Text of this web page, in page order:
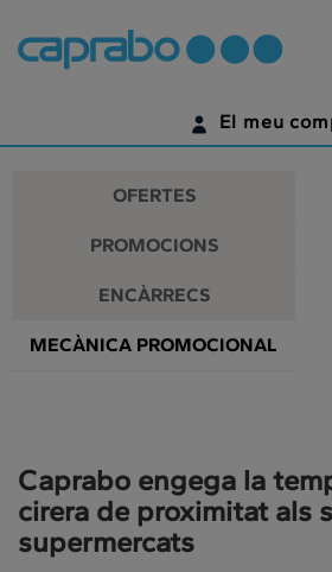
Promocions
descomptes
als
nostres
supermercats
contingut
pàgina
El meu
ENCARA NO TENS UN
OFERTES
PROMOCIONS
ENCÀRRECS
MECÀNICA PROMOCIONAL
Caprabo engega la
cirera de proximitat als
supermercats